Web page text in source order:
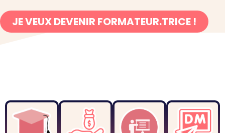
JE VEUX DEVENIR FORMATEUR.TRICE !